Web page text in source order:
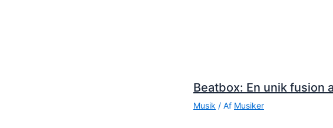
Beatbox: En unik fusion
Musik / Af Musiker